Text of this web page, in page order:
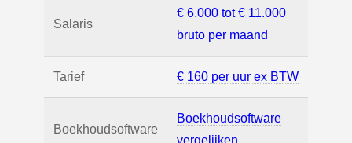
Salaris
€ 6.000 tot € 11.000
bruto per maand
Tarief € 160 per uur ex BTW
Boekhoudsoftware
Boekhoudsoftware
vergelijken